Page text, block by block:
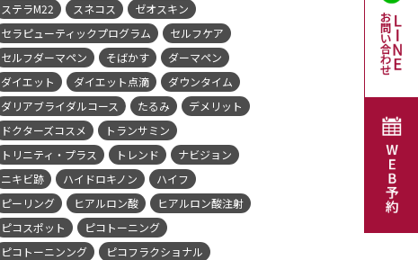
ステラM22
スネコス
ゼオスキン
セラピューティックプログラム
セルフケア
セルフダーマペン
そばかす
ダーマペン
ダイエット
ダイエット点滴
ダウンタイム
ダリアブライダルコース
たるみ
デメリット
ドクターズコスメ
トランサミン
トリニティ・プラス
トレンド
ナビジョン
ニキビ跡
ハイドロキノン
ハイフ
ピーリング
ヒアルロン酸
ヒアルロン酸注射
ピコスポット
ピコトーニング
ピコトーニンング
ピコフラクショナル